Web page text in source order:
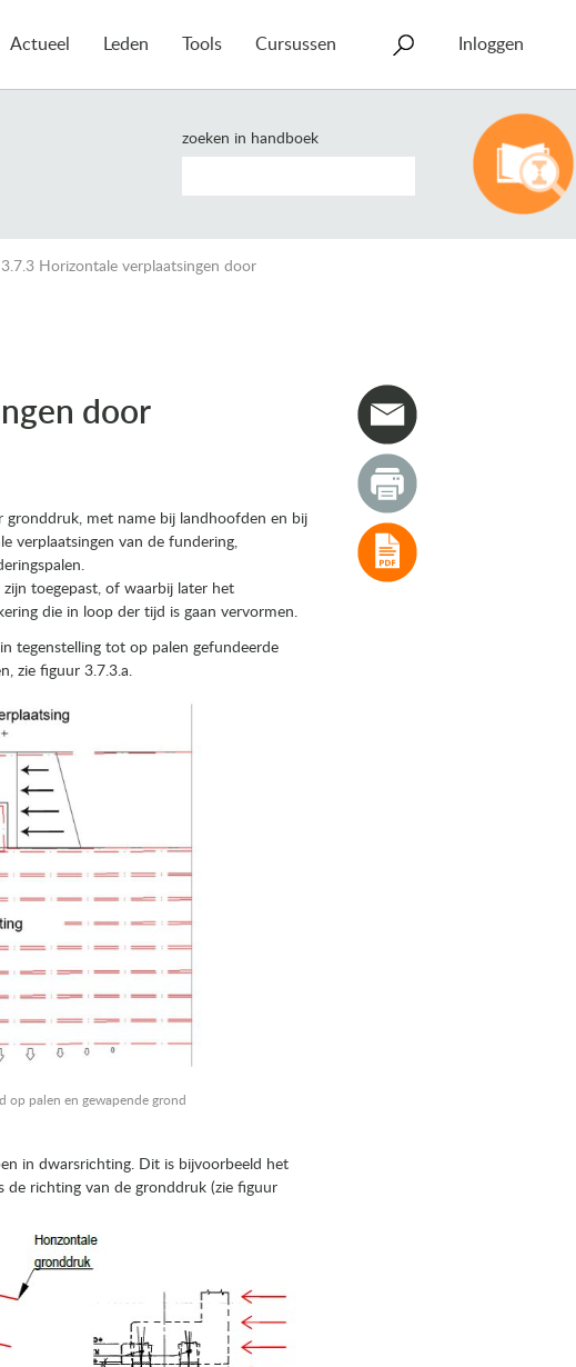
Actueel Leden Tools Cursussen Inloggen
zoeken in handboek
3.7.3 Horizontale verplaatsingen door
door
met name bij landhoofden en bij
verplaatsingen van de fundering,
toegepast, of waarbij later het
die in loop der tijd is gaan vervormen.
tegenstelling tot op palen gefundeerde
zie figuur 3.7.3.a.
op palen en gewapende grond
in dwarsrichting. Dit is bijvoorbeeld het
de richting van de gronddruk (zie figuur